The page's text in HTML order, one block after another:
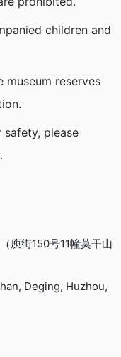
children and
museum reserves
please
庾街150号11幢莫干山
Deging, Huzhou,